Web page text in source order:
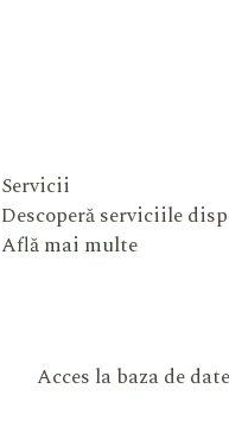
Servicii
Descoperă serviciile
Află mai multe
Acces la baza de